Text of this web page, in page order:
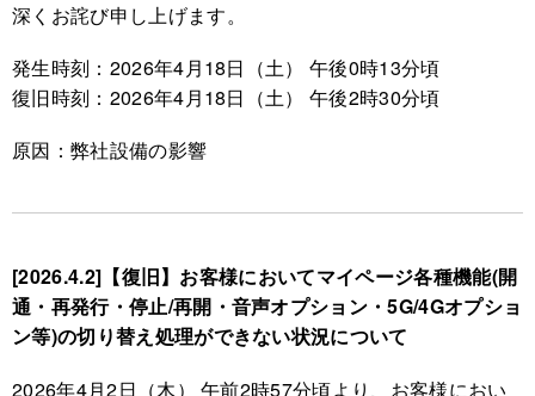
深くお詫び申し上げます。
発生時刻：2026年4月18日（土） 午後0時13分頃
復旧時刻：2026年4月18日（土） 午後2時30分頃
原因：弊社設備の影響
[2026.4.2]【復旧】お客様においてマイページ各種機能(開
通・再発行・停止/再開・音声オプション・5G/4Gオプショ
ン等)の切り替え処理ができない状況について
2026年4月2日（木） 午前2時57分頃より、お客様におい